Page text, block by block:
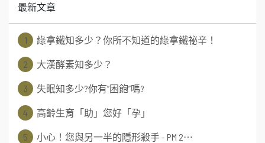
最新文章
1 綠拿鐵知多少？你所不知道的綠拿鐵祕辛！
2 大漢酵素知多少？
3 失眠知多少?你有”困飽”嗎?
4 高齡生育「助」您好「孕」
5 小心！您與另一半的隱形殺手 - PM 2⋯